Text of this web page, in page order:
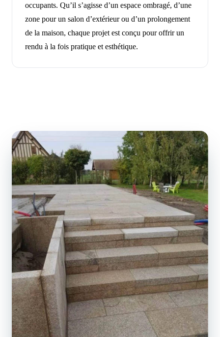
occupants. Qu’il s’agisse d’un espace ombragé, d’une
zone pour un salon d’extérieur ou d’un prolongement
de la maison, chaque projet est conçu pour offrir un
rendu à la fois pratique et esthétique.